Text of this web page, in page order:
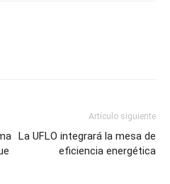
Artículo siguiente
La UFLO integrará la mesa de
eficiencia energética